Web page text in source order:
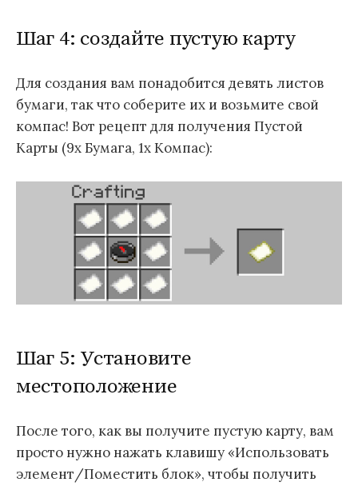
Шаг 4: создайте пустую карту
Для создания вам понадобится девять листов
бумаги, так что соберите их и возьмите свой
компас! Вот рецепт для получения Пустой
Карты (9x Бумага, 1x Компас):
Шаг 5: Установите
местоположение
После того, как вы получите пустую карту, вам
просто нужно нажать клавишу «Использовать
элемент/Поместить блок», чтобы получить